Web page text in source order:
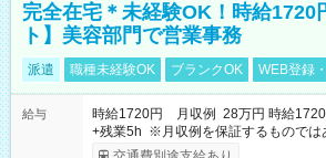
完全在宅＊未経験OK！時給1720
ト】美容部門で営業事務
派遣 職種未経験OK ブランクOK WEB登録
給与
時給1720円 月収例 28万円 時給
+残業5h ※月収例を保証するもので
取りサービス利用可（利用条件有）